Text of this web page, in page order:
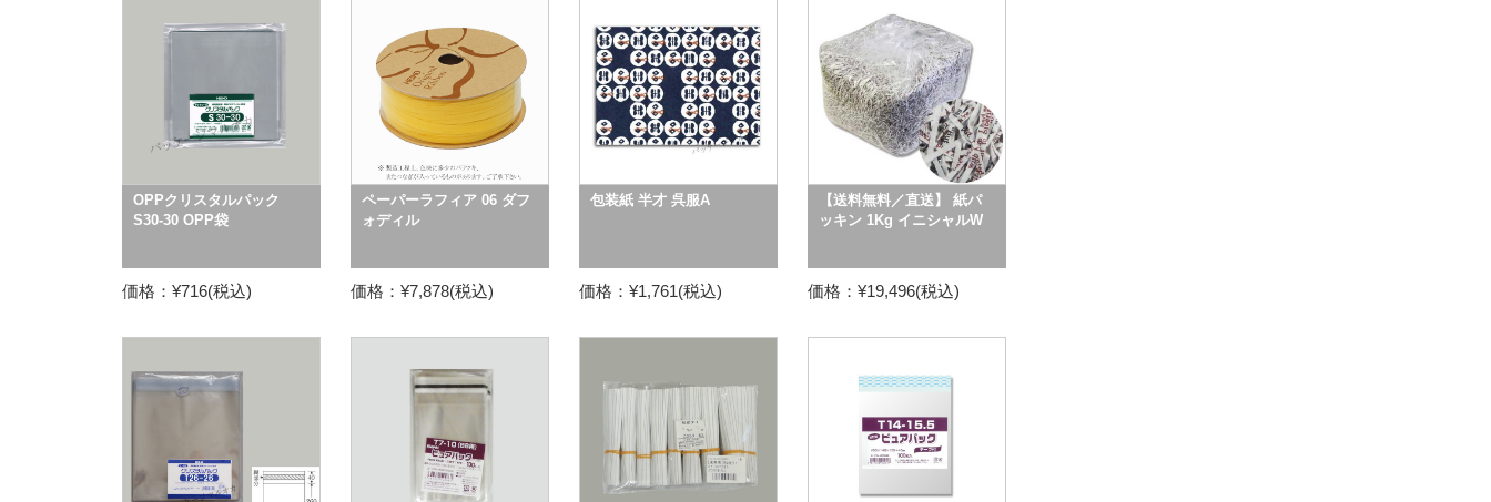
OPPクリスタルパック
S30-30 OPP袋
価格：¥716(税込)
ペーパーラフィア 06 ダフ
ォディル
価格：¥7,878(税込)
包装紙 半才 呉服A
価格：¥1,761(税込)
【送料無料／直送】 紙パ
ッキン 1Kg イニシャルW
価格：¥19,496(税込)